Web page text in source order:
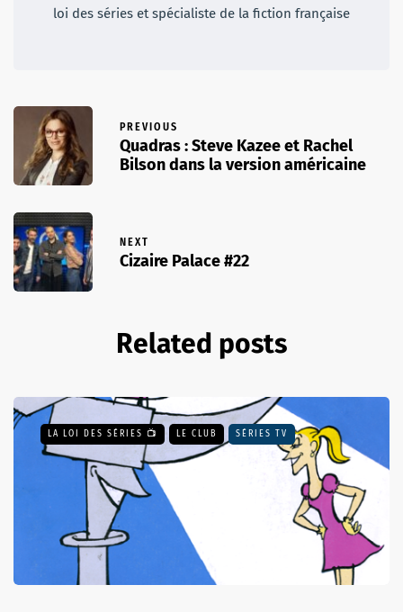
loi des séries et spécialiste de la fiction française
PREVIOUS
Quadras : Steve Kazee et Rachel
Bilson dans la version américaine
NEXT
Cizaire Palace #22
Related posts
LA LOI DES SÉRIES 📺 LE CLUB SÉRIES TV